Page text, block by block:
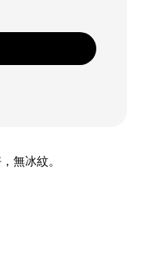
無冰紋。